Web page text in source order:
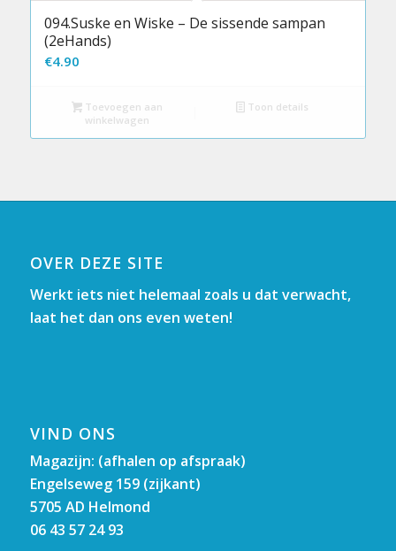
094.Suske en Wiske – De sissende sampan
(2eHands)
€4.90
Toevoegen aan
winkelwagen
Toon details
OVER DEZE SITE
Werkt iets niet helemaal zoals u dat verwacht,
laat het dan ons even weten!
VIND ONS
Magazijn: (afhalen op afspraak)
Engelseweg 159 (zijkant)
5705 AD Helmond
06 43 57 24 93